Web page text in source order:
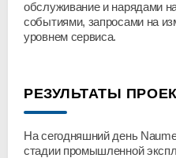
обслуживание и нарядами
событиями, запросами на
уровнем сервиса.
РЕЗУЛЬТАТЫ
На сегодняшний день
стадии промышленной